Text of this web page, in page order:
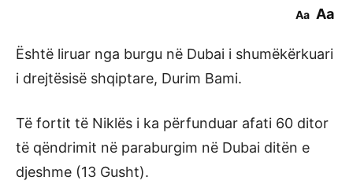
Aa Aa
Është liruar nga burgu në Dubai i shumëkërkuari
i drejtësisë shqiptare, Durim Bami.
Të fortit të Niklës i ka përfunduar afati 60 ditor
të qëndrimit në paraburgim në Dubai ditën e
djeshme (13 Gusht).